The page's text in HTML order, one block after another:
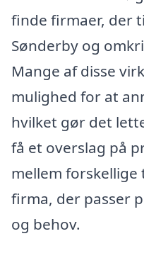
finde firmaer, der
Sønderby og
Mange af disse
mulighed for at
hvilket gør det
få et overslag på
mellem
firma, der passer
og behov.